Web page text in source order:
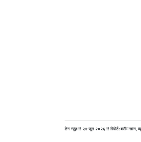
टेन न्यूज़ !! २४ जून २०२६ !! रिपोर्ट: वसीम खान,